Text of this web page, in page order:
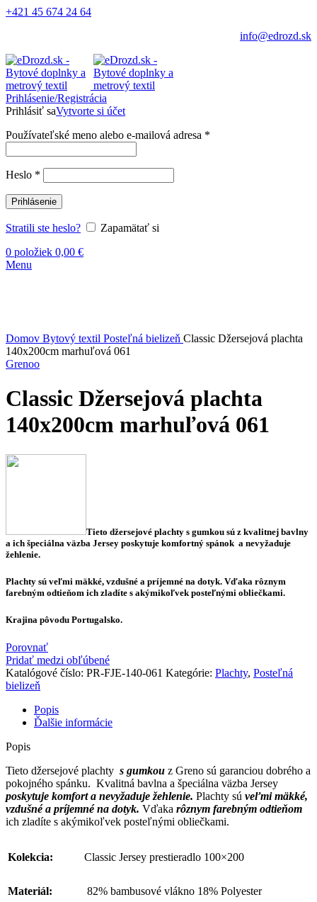
+421 45 674 24 64
info@edrozd.sk
Prihlásenie/Registrácia
Prihlásiť saVytvorte si účet
Používateľské meno alebo e-mailová adresa *
Heslo *
Prihlásenie
Stratili ste heslo?
Zapamätať si
0 položiek 0,00 €
Menu
Domov Bytový textil Posteľná bielizeň Classic Džersejová plachta
140x200cm marhuľová 061
Grenoo
Classic Džersejová plachta
140x200cm marhuľová 061
Tieto džersejové plachty s gumkou sú z kvalitnej bavlny
a ich špeciálna väzba Jersey poskytuje komfortný spánok a nevyžaduje
žehlenie.
Plachty sú veľmi mäkké, vzdušné a príjemné na dotyk. Vďaka rôznym
farebným odtieňom ich zladíte s akýmikoľvek posteľnými obliečkami.
Krajina pôvodu Portugalsko.
Porovnať
Pridať medzi obľúbené
Katalógové číslo: PR-FJE-140-061 Kategórie: Plachty, Posteľná
bielizeň
Popis
Ďalšie informácie
Popis
Tieto džersejové plachty s gumkou z Greno sú garanciou dobrého a
pokojného spánku. Kvalitná bavlna a špeciálna väzba Jersey
poskytuje komfort a nevyžaduje žehlenie. Plachty sú veľmi mäkké,
vzdušné a príjemné na dotyk. Vďaka rôznym farebným odtieňom
ich zladíte s akýmikoľvek posteľnými obliečkami.
Kolekcia: Classic Jersey prestieradlo 100×200
Materiál: 82% bambusové vlákno 18% Polyester